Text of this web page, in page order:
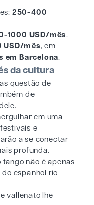
250-400
1000 USD/mês.
USD/mês, em
em Barcelona.
da cultura
questão de
de
em uma
e
a se conectar
profunda.
tango não é apenas
espanhol rio-
vallenato lhe